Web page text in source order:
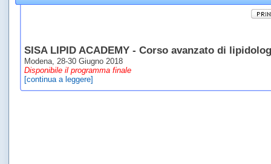
SISA LIPID ACADEMY - Corso avanzato di
Modena, 28-30 Giugno 2018
Disponibile il programma finale
[continua a leggere]